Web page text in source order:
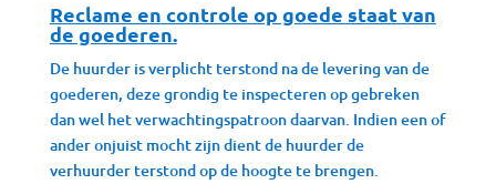
Reclame en controle op goede staat van
de goederen.
De huurder is verplicht terstond na de levering van de
goederen, deze grondig te inspecteren op gebreken
dan wel het verwachtingspatroon daarvan. Indien een of
ander onjuist mocht zijn dient de huurder de
verhuurder terstond op de hoogte te brengen.